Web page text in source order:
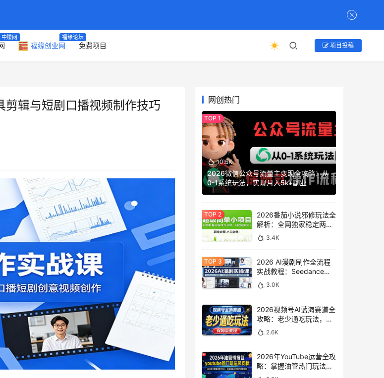
中赚网
福缘创业网
福缘论坛
免费项目 项目投稿
辑与短剧口播视频制作技巧 网创热门
10.5K
2026微信公众号流量主变现全攻略：从
0-1系统玩法，实现月入5k+副业
2026番茄小说邪修玩法全
解析：全网独家稳定两年
老项目，助你日赚
500+稿费收益
3.4K
2026 AI漫剧制作全流程
实战教程：Seedance
2.0即梦视频生成与小说
授权教学
3.0K
2026视频号AI蓝海赛道全
攻略：老少通吃玩法，零
基础保姆级副业增收教程
2.6K
2026年YouTube运营全攻
略：掌握油管热门玩法风
向标，实现流量变现双重